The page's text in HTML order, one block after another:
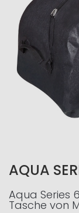
AQUA
Aqua Series
Tasche von